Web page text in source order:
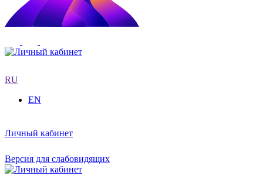
RU
EN
Личный кабинет
Версия для слабовидящих